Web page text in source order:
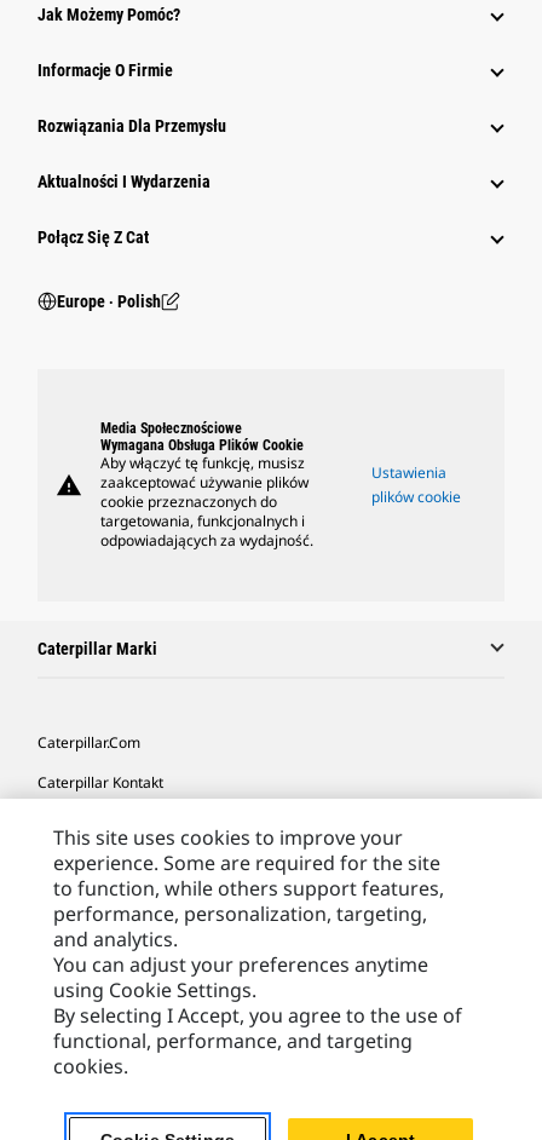
Jak Możemy Pomóc?
Informacje O Firmie
Rozwiązania Dla Przemysłu
Aktualności I Wydarzenia
Połącz Się Z Cat
Europe ‧ Polish
warning
Media Społecznościowe
Wymagana Obsługa Plików Cookie
Aby włączyć tę funkcję, musisz
zaakceptować używanie plików
cookie przeznaczonych do
targetowania, funkcjonalnych i
odpowiadających za wydajność.
Ustawienia
plików cookie
Caterpillar Marki
Caterpillar.com
Caterpillar Kontakt
Moje Preferencje Marketingowe
Site Map
Cookie Settings
Legal
Privacy
Europe - Polish© 2026 Caterpillar. Wszelkie prawa zastrzeżone.
This site uses cookies to improve your
experience. Some are required for the site
to function, while others support features,
performance, personalization, targeting,
and analytics.
You can adjust your preferences anytime
using Cookie Settings.
By selecting I Accept, you agree to the use of
functional, performance, and targeting
cookies.